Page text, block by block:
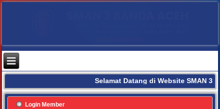
Selamat Datang di Website SMAN 3
Login Member